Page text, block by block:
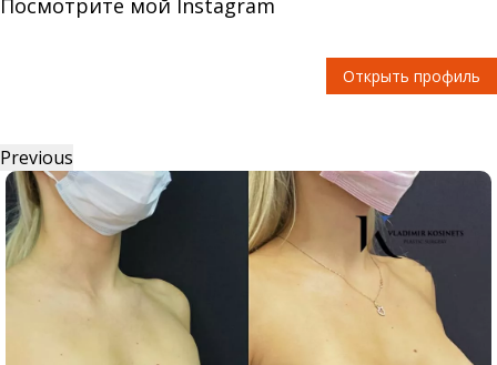
Посмотрите мой Instagram
Открыть профиль
Previous